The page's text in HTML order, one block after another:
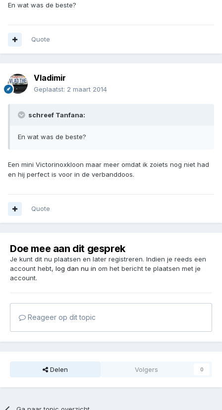
En wat was de beste?
Quote
Vladimir
Geplaatst: 2 maart 2014
schreef Tanfana:
En wat was de beste?
Een mini Victorinoxkloon maar meer omdat ik zoiets nog niet had
en hij perfect is voor in de verbanddoos.
Quote
Doe mee aan dit gesprek
Je kunt dit nu plaatsen en later registreren. Indien je reeds een
account hebt, log dan nu in om het bericht te plaatsen met je
account.
Reageer op dit topic
Delen Volgers 0